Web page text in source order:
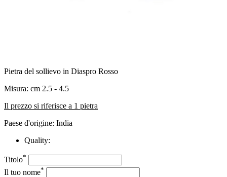
Pietra del sollievo in Diaspro Rosso
Misura: cm 2.5 - 4.5
Il prezzo si riferisce a 1 pietra
Paese d'origine: India
Quality:
Titolo*
Il tuo nome*